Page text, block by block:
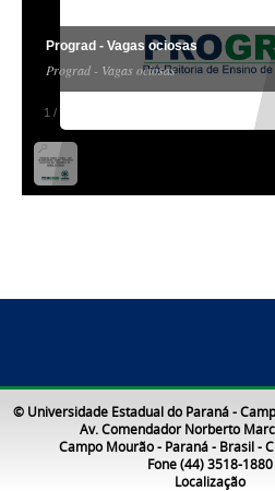
1 /
Prograd - Vagas ociosas
Prograd - Vagas ociosas
© Universidade Estadual do Paraná -
Av. Comendador Norberto
Campo Mourão - Paraná - Brasil -
Fone (44) 3518-1880
Localização